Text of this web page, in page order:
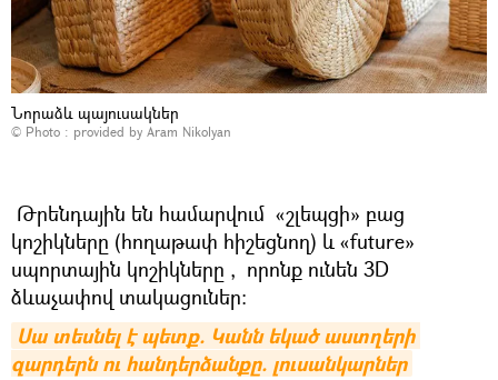
Նորաձև պայուսակներ
© Photo : provided by Aram Nikolyan
Թրենդային են համարվում «շլեպցի» բաց
կոշիկները (հողաթափ հիշեցնող) և «future»
սպորտային կոշիկները , որոնք ունեն 3D
ձևաչափով տակացուներ։
Սա տեսնել է պետք. Կանն եկած աստղերի
զարդերն ու հանդերձանքը. լուսանկարներ